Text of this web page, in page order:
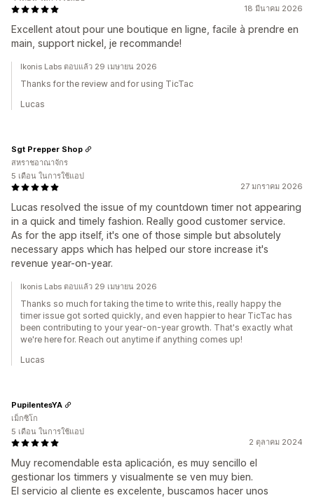
18 มีนาคม 2026
Excellent atout pour une boutique en ligne, facile à prendre en
main, support nickel, je recommande!
Ikonis Labs ตอบแล้ว 29 เมษายน 2026
Thanks for the review and for using TicTac
Lucas
27 มกราคม 2026
Lucas resolved the issue of my countdown timer not appearing
in a quick and timely fashion. Really good customer service.
As for the app itself, it's one of those simple but absolutely
necessary apps which has helped our store increase it's
revenue year-on-year.
Sgt Prepper Shop
สหราชอาณาจักร
5 เดือน ในการใช้แอป
Ikonis Labs ตอบแล้ว 29 เมษายน 2026
Thanks so much for taking the time to write this, really happy the
timer issue got sorted quickly, and even happier to hear TicTac has
been contributing to your year-on-year growth. That's exactly what
we're here for. Reach out anytime if anything comes up!
Lucas
2 ตุลาคม 2024
Muy recomendable esta aplicación, es muy sencillo el
gestionar los timmers y visualmente se ven muy bien.
El servicio al cliente es excelente, buscamos hacer unos
PupilentesYA
เม็กซิโก
5 เดือน ในการใช้แอป